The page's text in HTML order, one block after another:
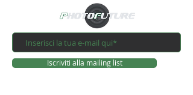
Iscriviti alla mailing list